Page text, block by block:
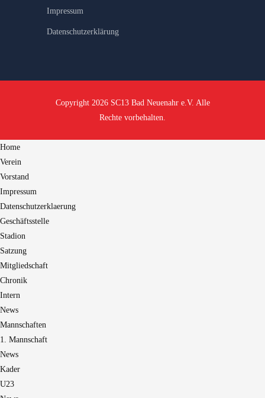
Impressum
Datenschutzerklärung
Copyright 2026 SC13 Bad Neuenahr e.V. Alle
Rechte vorbehalten.
Home
Verein
Vorstand
Impressum
Datenschutzerklaerung
Geschäftsstelle
Stadion
Satzung
Mitgliedschaft
Chronik
Intern
News
Mannschaften
1. Mannschaft
News
Kader
U23